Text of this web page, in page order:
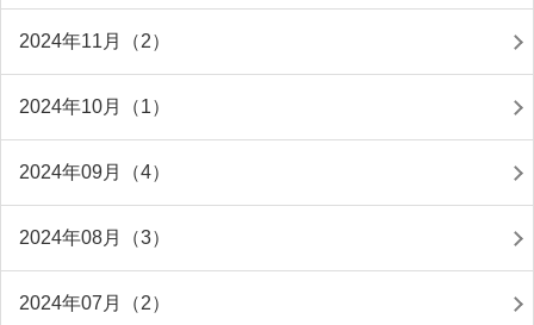
2024年11月（2）
2024年10月（1）
2024年09月（4）
2024年08月（3）
2024年07月（2）